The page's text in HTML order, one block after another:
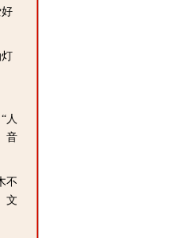
人
音
不
文